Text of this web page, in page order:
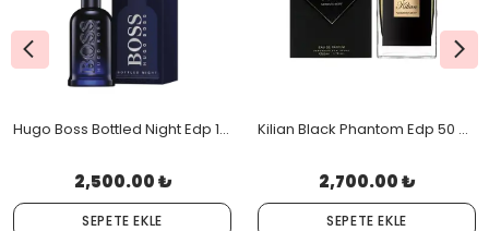
Hugo Boss Bottled Night Edp 100 Ml Orjinal Kutulu
2,500.00 ₺
SEPETE EKLE
Kilian Black Phantom Edp 50 Ml Orjinal Kutulu
2,700.00 ₺
SEPETE EKLE